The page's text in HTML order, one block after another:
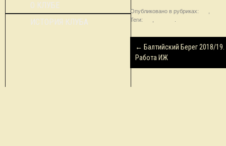
О КЛУБЕ
ИСТОРИЯ КЛУБА
Опубликовано в рубриках:
Теги:
Навигация
по
записям
← Балтийский Берег 2018/19.
Работа ИЖ